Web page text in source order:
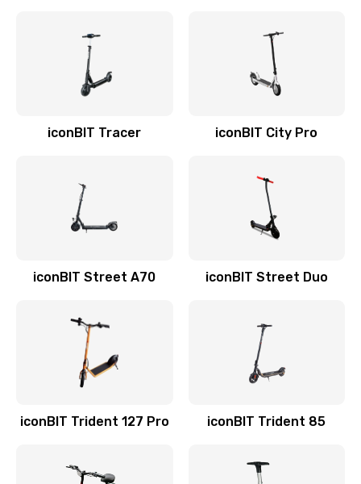
iconBIT Tracer iconBIT City Pro
iconBIT Street A70 iconBIT Street Duo
iconBIT Trident 127 Pro iconBIT Trident 85